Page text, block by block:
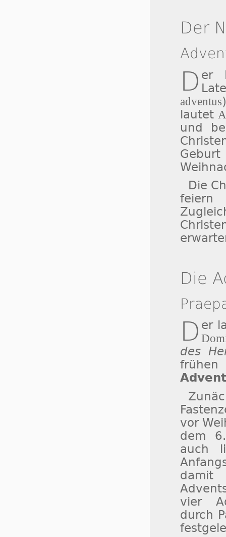
Der
D er
adventus
lautet
und
Die
feiern
Die
D er
des
vor
dem
auch
damit
vier
durch